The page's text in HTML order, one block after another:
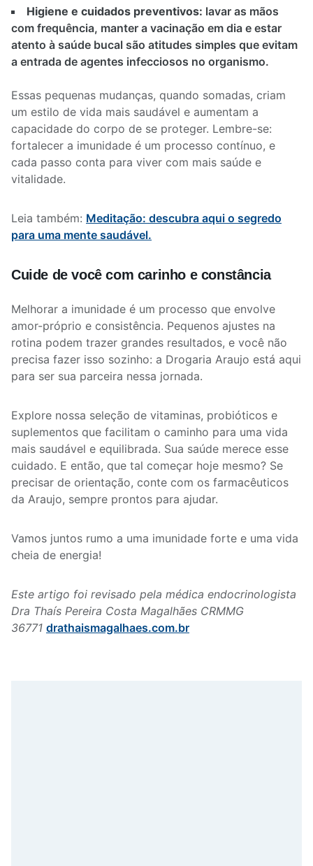
Higiene e cuidados preventivos: lavar as mãos
com frequência, manter a vacinação em dia e estar
atento à saúde bucal são atitudes simples que evitam
a entrada de agentes infecciosos no organismo.
Essas pequenas mudanças, quando somadas, criam
um estilo de vida mais saudável e aumentam a
capacidade do corpo de se proteger. Lembre-se:
fortalecer a imunidade é um processo contínuo, e
cada passo conta para viver com mais saúde e
vitalidade.
Leia também: Meditação: descubra aqui o segredo
para uma mente saudável.
Cuide de você com carinho e constância
Melhorar a imunidade é um processo que envolve
amor-próprio e consistência. Pequenos ajustes na
rotina podem trazer grandes resultados, e você não
precisa fazer isso sozinho: a Drogaria Araujo está aqui
para ser sua parceira nessa jornada.
Explore nossa seleção de vitaminas, probióticos e
suplementos que facilitam o caminho para uma vida
mais saudável e equilibrada. Sua saúde merece esse
cuidado. E então, que tal começar hoje mesmo? Se
precisar de orientação, conte com os farmacêuticos
da Araujo, sempre prontos para ajudar.
Vamos juntos rumo a uma imunidade forte e uma vida
cheia de energia!
Este artigo foi revisado pela médica endocrinologista
Dra Thaís Pereira Costa Magalhães CRMMG
36771 drathaismagalhaes.com.br